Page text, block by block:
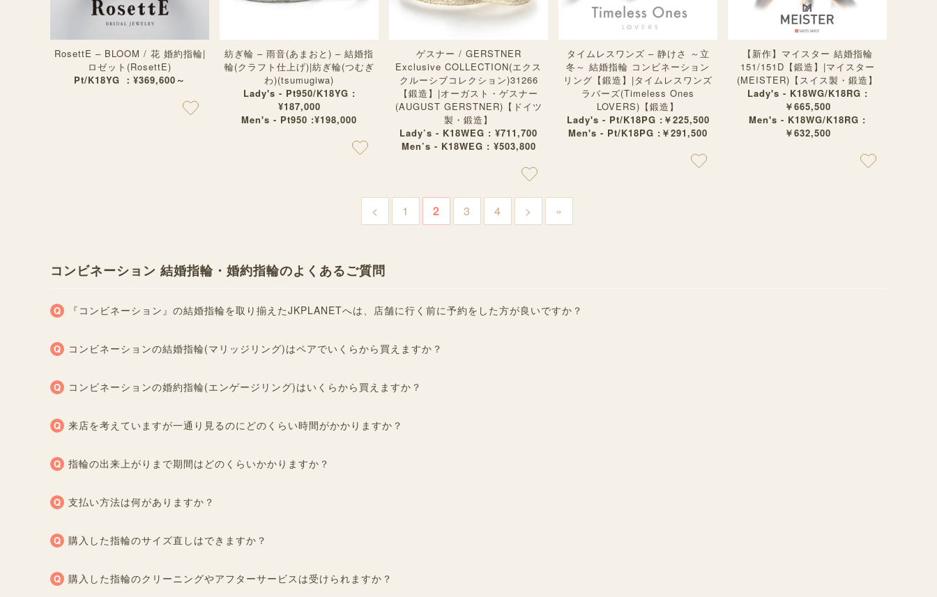
RosettE – BLOOM / 花 婚約指輪|
ロゼット(RosettE)
Pt/K18YG ：¥369,600～
紡ぎ輪 – 雨音(あまおと) – 結婚指
輪(クラフト仕上げ)|紡ぎ輪(つむぎ
わ)(tsumugiwa)
Lady's - Pt950/K18YG :
¥187,000
Men's - Pt950 :¥198,000
ゲスナー / GERSTNER
Exclusive COLLECTION(エクス
クルーシブコレクション)31266
【鍛造】|オーガスト・ゲスナー
(AUGUST GERSTNER)【ドイツ
製・鍛造】
Lady’s - K18WEG : ¥711,700
Men’s - K18WEG : ¥503,800
タイムレスワンズ – 静けさ ～立
冬～ 結婚指輪 コンビネーション
リング【鍛造】|タイムレスワンズ
ラバーズ(Timeless Ones
LOVERS)【鍛造】
Lady's - Pt/K18PG :￥225,500
Men's - Pt/K18PG :￥291,500
【新作】マイスター 結婚指輪
151/151D【鍛造】|マイスター
(MEISTER)【スイス製・鍛造】
Lady's - K18WG/K18RG :
￥665,500
Men's - K18WG/K18RG :
￥632,500
< 1 2 3 4 > »
コンビネーション 結婚指輪・婚約指輪のよくあるご質問
『コンビネーション』の結婚指輪を取り揃えたJKPLANETへは、店舗に行く前に予約をした方が良いですか？
コンビネーションの結婚指輪(マリッジリング)はペアでいくらから買えますか？
コンビネーションの婚約指輪(エンゲージリング)はいくらから買えますか？
来店を考えていますが一通り見るのにどのくらい時間がかかりますか？
指輪の出来上がりまで期間はどのくらいかかりますか？
支払い方法は何がありますか？
購入した指輪のサイズ直しはできますか？
購入した指輪のクリーニングやアフターサービスは受けられますか？